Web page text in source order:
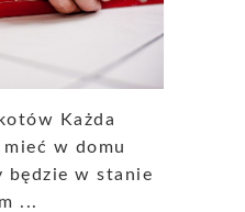
Każda
w domu
będzie w stanie
...